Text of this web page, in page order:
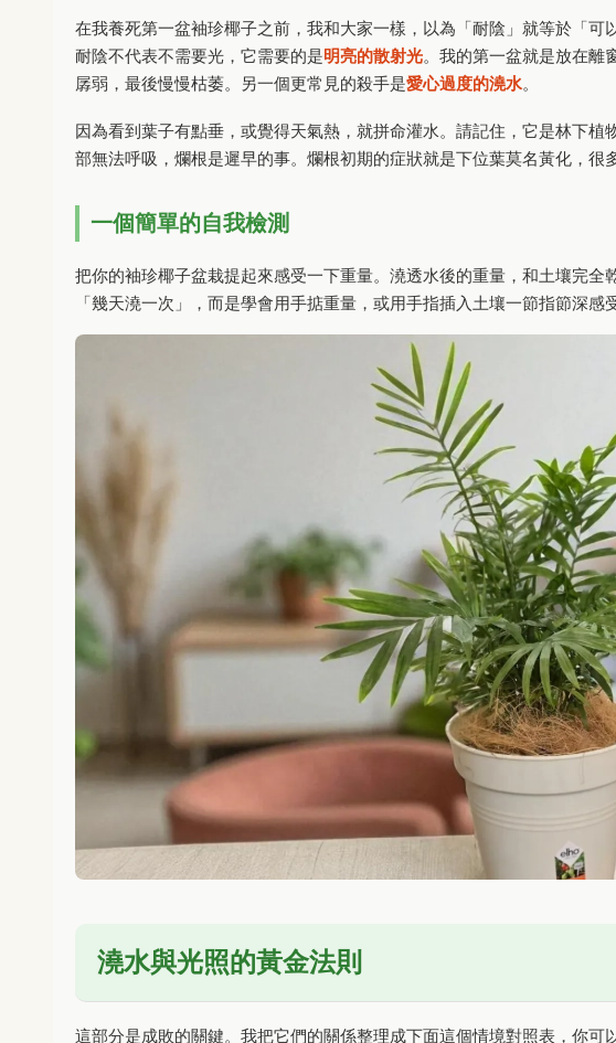
在我養死第一盆袖珍椰子之前，我和大家一樣，以為「耐陰」就等於「
耐陰不代表不需要光，它需要的是明亮的散射光。我的第一盆就是放在離
孱弱，最後慢慢枯萎。另一個更常見的殺手是愛心過度的澆水。
因為看到葉子有點垂，或覺得天氣熱，就拼命灌水。請記住，它是林下植
部無法呼吸，爛根是遲早的事。爛根初期的症狀就是下位葉莫名黃化，很
一個簡單的自我檢測
把你的袖珍椰子盆栽提起來感受一下重量。澆透水後的重量，和土壤完
「幾天澆一次」，而是學會用手掂重量，或用手指插入土壤一節指節深感
澆水與光照的黃金法則
這部分是成敗的關鍵。我把它們的關係整理成下面這個情境對照表，你可